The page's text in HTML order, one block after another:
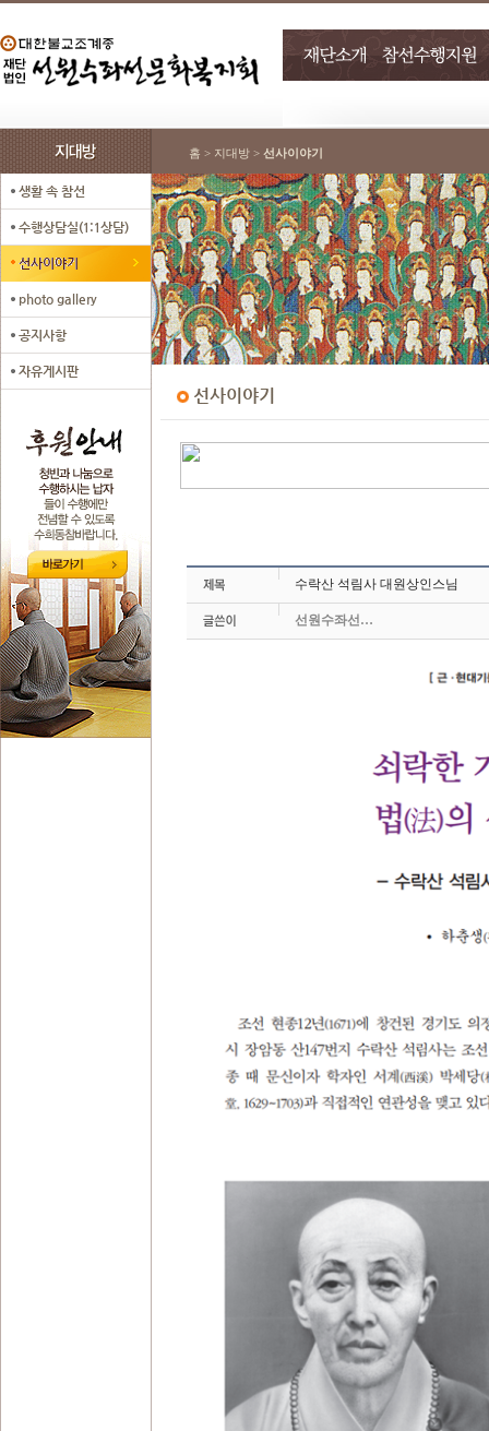
홈 > 지대방 > 선사이야기
수락산 석림사 대원상인스님
선원수좌선…